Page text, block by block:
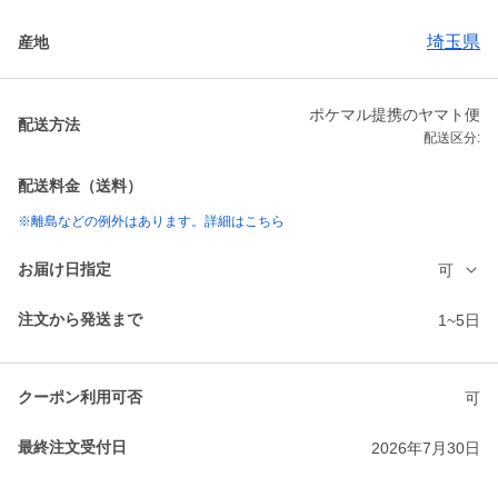
産地 埼玉県
配送方法
ポケマル提携のヤマト便
配送区分:
配送料金（送料）
※離島などの例外はあります。詳細はこちら
お届け日指定 可
注文から発送まで 1~5日
クーポン利用可否 可
最終注文受付日 2026年7月30日